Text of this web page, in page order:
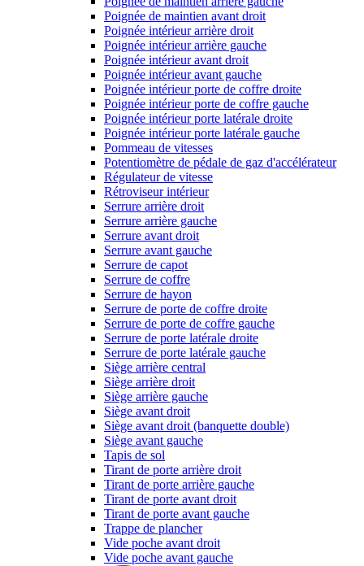
Poignée de maintien avant droit
Poignée intérieur arrière droit
Poignée intérieur arrière gauche
Poignée intérieur avant droit
Poignée intérieur avant gauche
Poignée intérieur porte de coffre droite
Poignée intérieur porte de coffre gauche
Poignée intérieur porte latérale droite
Poignée intérieur porte latérale gauche
Pommeau de vitesses
Potentiomètre de pédale de gaz d'accélérateur
Régulateur de vitesse
Rétroviseur intérieur
Serrure arrière droit
Serrure arrière gauche
Serrure avant droit
Serrure avant gauche
Serrure de capot
Serrure de coffre
Serrure de hayon
Serrure de porte de coffre droite
Serrure de porte de coffre gauche
Serrure de porte latérale droite
Serrure de porte latérale gauche
Siège arrière central
Siège arrière droit
Siège arrière gauche
Siège avant droit
Siège avant droit (banquette double)
Siège avant gauche
Tapis de sol
Tirant de porte arrière droit
Tirant de porte arrière gauche
Tirant de porte avant droit
Tirant de porte avant gauche
Trappe de plancher
Vide poche avant droit
Vide poche avant gauche